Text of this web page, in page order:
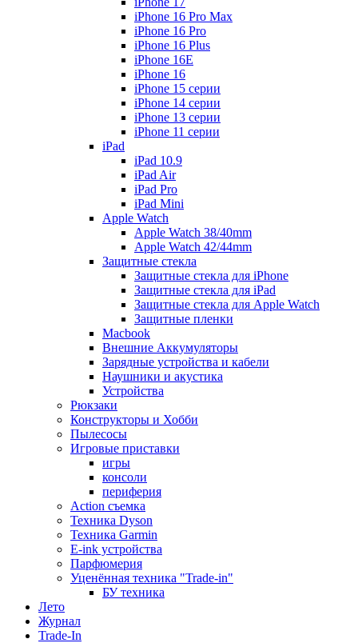
iPhone 16 Pro Max
iPhone 16 Pro
iPhone 16 Plus
iPhone 16E
iPhone 16
iPhone 15 серии
iPhone 14 серии
iPhone 13 серии
iPhone 11 серии
iPad
iPad 10.9
iPad Air
iPad Pro
iPad Mini
Apple Watch
Apple Watch 38/40mm
Apple Watch 42/44mm
Защитные стекла
Защитные стекла для iPhone
Защитные стекла для iPad
Защитные стекла для Apple Watch
Защитные пленки
Macbook
Внешние Аккумуляторы
Зарядные устройства и кабели
Наушники и акустика
Устройства
Рюкзаки
Конструкторы и Хобби
Пылесосы
Игровые приставки
игры
консоли
периферия
Action съемка
Техника Dyson
Техника Garmin
E-ink устройства
Парфюмерия
Уценённая техника "Trade-in"
БУ техника
Лето
Журнал
Trade-In